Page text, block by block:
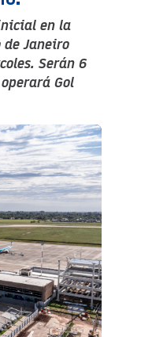
en la
Janeiro
Serán 6
Gol